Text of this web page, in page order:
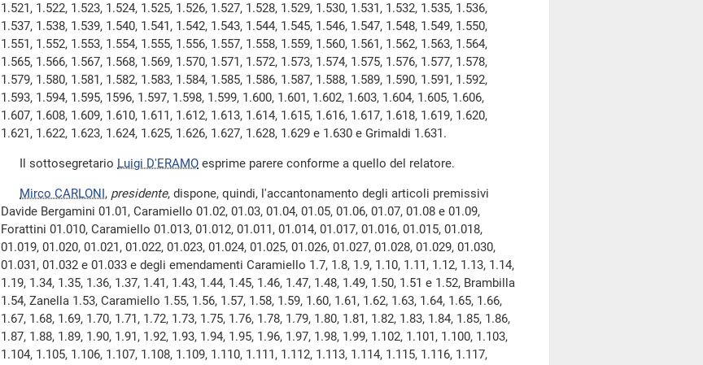
1.521, 1.522, 1.523, 1.524, 1.525, 1.526, 1.527, 1.528, 1.529, 1.530, 1.531, 1.532, 1.535, 1.536,
1.537, 1.538, 1.539, 1.540, 1.541, 1.542, 1.543, 1.544, 1.545, 1.546, 1.547, 1.548, 1.549, 1.550,
1.551, 1.552, 1.553, 1.554, 1.555, 1.556, 1.557, 1.558, 1.559, 1.560, 1.561, 1.562, 1.563, 1.564,
1.565, 1.566, 1.567, 1.568, 1.569, 1.570, 1.571, 1.572, 1.573, 1.574, 1.575, 1.576, 1.577, 1.578,
1.579, 1.580, 1.581, 1.582, 1.583, 1.584, 1.585, 1.586, 1.587, 1.588, 1.589, 1.590, 1.591, 1.592,
1.593, 1.594, 1.595, 1596, 1.597, 1.598, 1.599, 1.600, 1.601, 1.602, 1.603, 1.604, 1.605, 1.606,
1.607, 1.608, 1.609, 1.610, 1.611, 1.612, 1.613, 1.614, 1.615, 1.616, 1.617, 1.618, 1.619, 1.620,
1.621, 1.622, 1.623, 1.624, 1.625, 1.626, 1.627, 1.628, 1.629 e 1.630 e Grimaldi 1.631.
Il sottosegretario Luigi D'ERAMO esprime parere conforme a quello del relatore.
Mirco CARLONI, presidente, dispone, quindi, l'accantonamento degli articoli premissivi
Davide Bergamini 01.01, Caramiello 01.02, 01.03, 01.04, 01.05, 01.06, 01.07, 01.08 e 01.09,
Forattini 01.010, Caramiello 01.013, 01.012, 01.011, 01.014, 01.017, 01.016, 01.015, 01.018,
01.019, 01.020, 01.021, 01.022, 01.023, 01.024, 01.025, 01.026, 01.027, 01.028, 01.029, 01.030,
01.031, 01.032 e 01.033 e degli emendamenti Caramiello 1.7, 1.8, 1.9, 1.10, 1.11, 1.12, 1.13, 1.14,
1.19, 1.34, 1.35, 1.36, 1.37, 1.41, 1.43, 1.44, 1.45, 1.46, 1.47, 1.48, 1.49, 1.50, 1.51 e 1.52, Brambilla
1.54, Zanella 1.53, Caramiello 1.55, 1.56, 1.57, 1.58, 1.59, 1.60, 1.61, 1.62, 1.63, 1.64, 1.65, 1.66,
1.67, 1.68, 1.69, 1.70, 1.71, 1.72, 1.73, 1.75, 1.76, 1.78, 1.79, 1.80, 1.81, 1.82, 1.83, 1.84, 1.85, 1.86,
1.87, 1.88, 1.89, 1.90, 1.91, 1.92, 1.93, 1.94, 1.95, 1.96, 1.97, 1.98, 1.99, 1.102, 1.101, 1.100, 1.103,
1.104, 1.105, 1.106, 1.107, 1.108, 1.109, 1.110, 1.111, 1.112, 1.113, 1.114, 1.115, 1.116, 1.117,